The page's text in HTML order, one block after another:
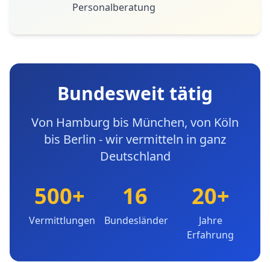
Personalberatung
Bundesweit tätig
Von Hamburg bis München, von Köln
bis Berlin - wir vermitteln in ganz
Deutschland
500+
Vermittlungen
16
Bundesländer
20+
Jahre
Erfahrung